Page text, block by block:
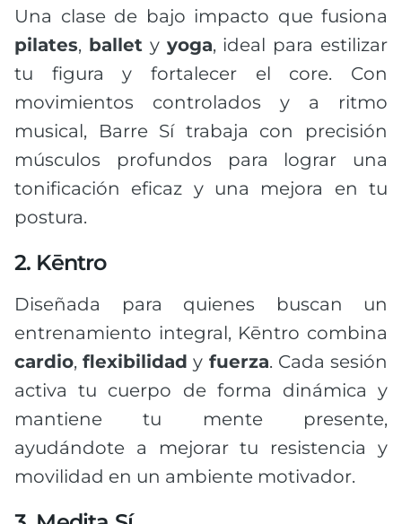
Una clase de bajo impacto que fusiona
pilates, ballety yoga, ideal para estilizar
tu figura y fortalecer el core. Con
movimientos controlados y a ritmo
musical, Barre Sí trabaja con precisión
músculos profundos para lograr una
tonificación eficaz y una mejora en tu
postura.
2. Kēntro
Diseñada para quienes buscan un
entrenamiento integral, Kēntro combina
cardio,flexibilidad y fuerza. Cada sesión
activa tu cuerpo de forma dinámica y
mantiene tu mente presente,
ayudándote a mejorar tu resistencia y
movilidad en un ambiente motivador.